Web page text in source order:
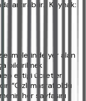
artırabilir.” Kaynak:
yer alan
bildirilmek
ettiği ücretleri
“Gizli masraf oldu
her sayfasını